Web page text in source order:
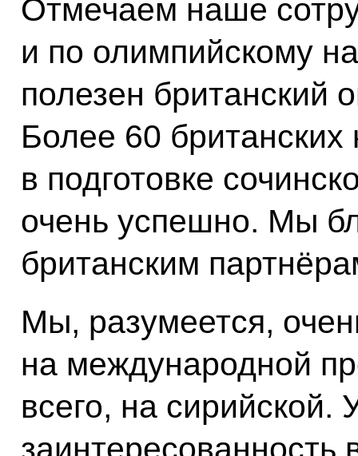
Отмечаем наше
и по олимпийскому
полезен британский
Более 60 британских
в подготовке
очень успешно. Мы
британским
Мы, разумеется,
на международной
всего, на сирийской.